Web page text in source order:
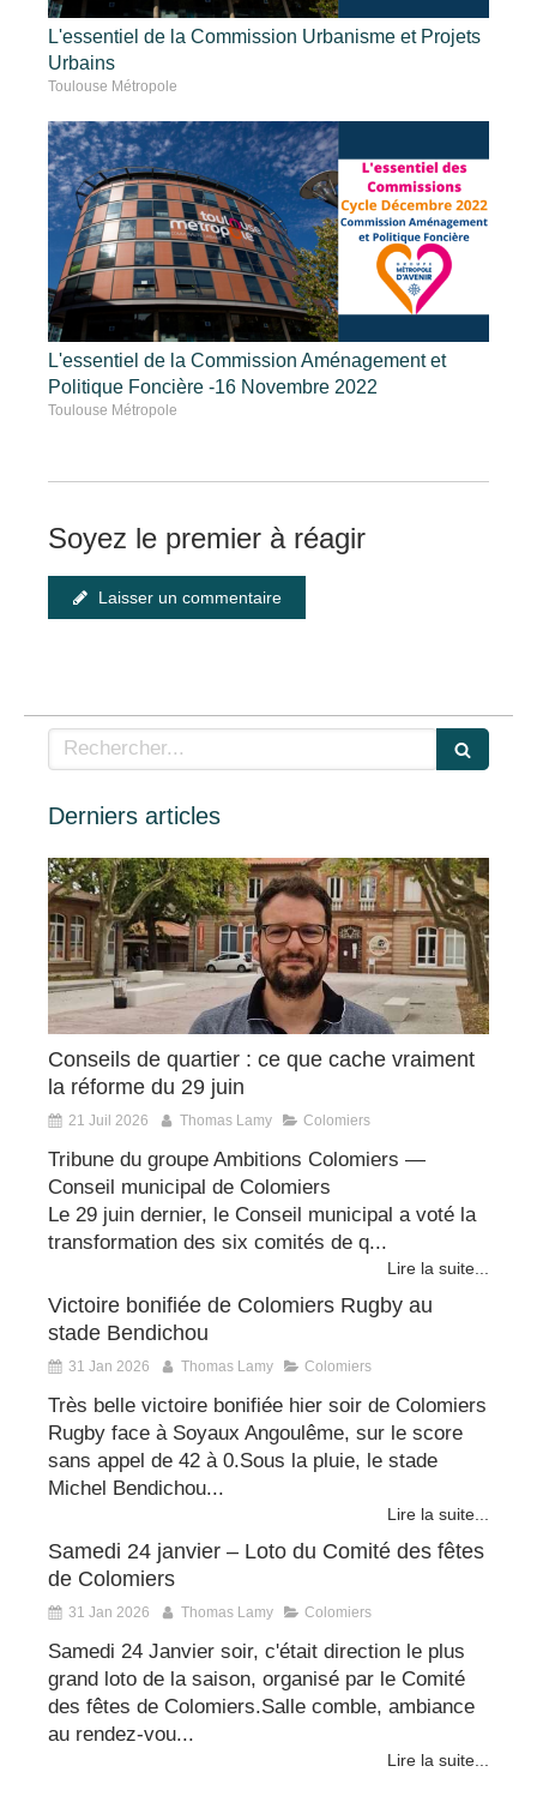
L'essentiel de la Commission Urbanisme et Projets
Urbains
Toulouse Métropole
L'essentiel de la Commission Aménagement et
Politique Foncière -16 Novembre 2022
Toulouse Métropole
Soyez le premier à réagir
Laisser un commentaire
Rechercher
Derniers articles
Conseils de quartier : ce que cache vraiment
la réforme du 29 juin
21 Juil 2026 Thomas Lamy Colomiers
Tribune du groupe Ambitions Colomiers —
Conseil municipal de Colomiers
Le 29 juin dernier, le Conseil municipal a voté la
transformation des six comités de q...
Lire la suite...
Victoire bonifiée de Colomiers Rugby au
stade Bendichou
31 Jan 2026 Thomas Lamy Colomiers
Très belle victoire bonifiée hier soir de Colomiers
Rugby face à Soyaux Angoulême, sur le score
sans appel de 42 à 0.Sous la pluie, le stade
Michel Bendichou...
Lire la suite...
Samedi 24 janvier – Loto du Comité des fêtes
de Colomiers
31 Jan 2026 Thomas Lamy Colomiers
Samedi 24 Janvier soir, c'était direction le plus
grand loto de la saison, organisé par le Comité
des fêtes de Colomiers.Salle comble, ambiance
au rendez-vou...
Lire la suite...